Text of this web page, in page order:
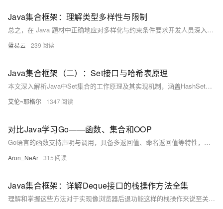
Java集合框架：理解类型多样性与限制
总之，在 Java 题材中正确地应对多样化与约束条件要求开发人员深入理解面向对象原则、范式编程思想以及JVM工作机理等核心知识点。通过精心设计与周密规划能够有效地利用 Java 高级特征打造出既健壮又灵活易维护系统软件产品。
蓝易云 239
Java集合框架（二）：Set接口与哈希表原理
本文深入解析Java中Set集合的工作原理及其实现机制，涵盖HashSet、LinkedHashSet和TreeSet三大实现类。从Set接口的特性出发，对比List理解去重机制，并详解哈希表原理、hashCode与equals方法的作用。进一步剖析HashSet的底层HashMap实现、LinkedHashSet的双向链表维护顺序特性，以及TreeSet基于红黑树的排序功能。文章还包含性能对比、自定义对象去重、集合运算实战和线程安全方案，帮助读者全面掌握Set的应用与选择策略。
艾伦~耶格尔 1347
对比Java学习Go——函数、集合和OOP
Go语言的函数支持声明与调用，具备多返回值、命名返回值等特性，结合`func`关键字与类型后置语法，使函数定义简洁直观。函数可作为一等公民传递、赋值或作为参数，支持匿名函数与闭包。Go通过组合与接口实现面向对象编程，结构体定义数据，方法定义行为，接口实现多态，体现了Go语言的简洁与高效设计。
Aron_NeAr 315
Java集合框架：详解Deque接口的栈操作方法全集
理解和掌握这些方法对于实现像浏览器后退功能这样的栈操作来说至关重要，它们能够帮助开发者编写既高效又稳定的应用程序。此外，在多线程环境中想保证线程安全，可以考虑使用ConcurrentLinkedDeque，它是Deque的线程安全版本，尽管它并未直接实现栈操作的方法，但是Deque的接口方法可以相对应地使用。